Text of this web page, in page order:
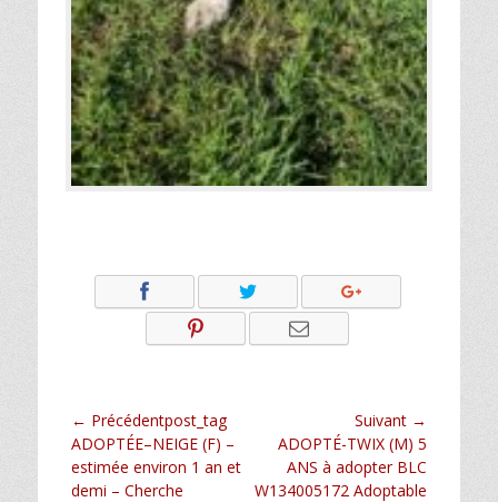
Navigation
de
l’article
← Précédentpost_tag
Article
précédent :
ADOPTÉE–NEIGE (F) –
estimée environ 1 an et
demi – Cherche
Suivant →
Article
suivant :
ADOPTÉ-TWIX (M) 5
ANS à adopter BLC
W134005172 Adoptable